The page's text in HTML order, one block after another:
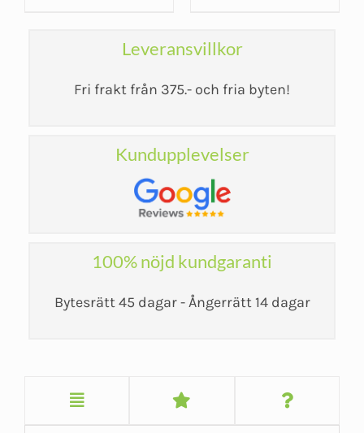
Leveransvillkor
Fri frakt från 375.- och fria byten!
Kundupplevelser
100% nöjd kundgaranti
Bytesrätt 45 dagar - Ångerrätt 14 dagar